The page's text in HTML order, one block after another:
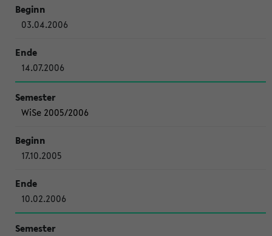
03.04.2006
14.07.2006
WiSe 2005/2006
17.10.2005
10.02.2006